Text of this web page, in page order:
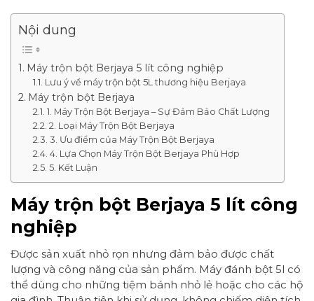
Nội dung
Máy trộn bột Berjaya 5 lít công nghiệp
Lưu ý về máy trộn bột 5L thương hiệu Berjaya
Máy trộn bột Berjaya
1. Máy Trộn Bột Berjaya – Sự Đảm Bảo Chất Lượng
2. Loại Máy Trộn Bột Berjaya
3. Ưu điểm của Máy Trộn Bột Berjaya
4. Lựa Chọn Máy Trộn Bột Berjaya Phù Hợp
5. Kết Luận
Máy trộn bột Berjaya 5 lít công
nghiệp
Được sản xuất nhỏ rọn nhưng đảm bảo được chất
lượng và công năng của sản phẩm. Máy đánh bột 5l có
thể dùng cho những tiệm bánh nhỏ lẻ hoặc cho các hộ